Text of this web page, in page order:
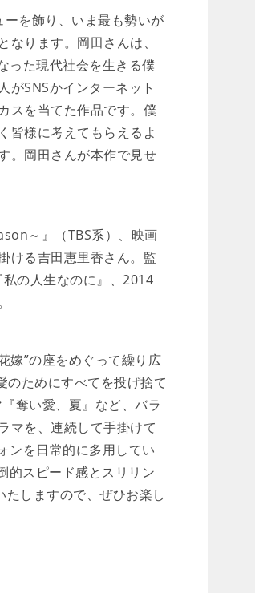
を飾り、いま最も勢いが
ります。岡田さんは、
った現代社会を生きる僕
がSNSかインターネット
スを当てた作品です。僕
皆様に考えてもらえるよ
。岡田さんが本作で見せ
～』（TBS系）、映画
ける吉田恵里香さん。監
私の人生なのに』、2014
嫁”の座をめぐって繰り広
のためにすべてを投げ捨て
奪い愛、夏』など、バラ
マを、連続して手掛けて
ンを日常的に多用してい
的スピード感とスリリン
たしますので、ぜひお楽し